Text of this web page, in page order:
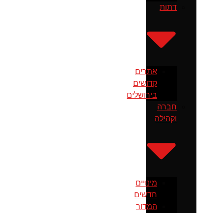
דתות
אתרים
קדושים
בירושלים
חברה
וקהילה
מינויים
חדשים
המדור